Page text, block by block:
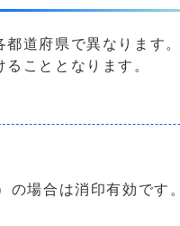
道府県で異なります。
こととなります。
場合は消印有効です。